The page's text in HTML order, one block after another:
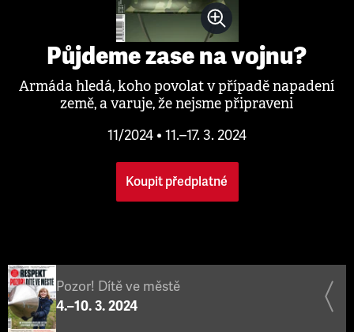
11/2024 • 11.–17. 3. 2024
Půjdeme zase na vojnu?
Armáda hledá, koho povolat v případě napadení
země, a varuje, že nejsme připraveni
Koupit předplatné
Pozor! Dítě ve městě
4.–10. 3. 2024